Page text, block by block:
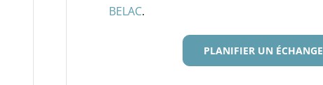
BELAC.
PLANIFIER UN ÉCHANGE